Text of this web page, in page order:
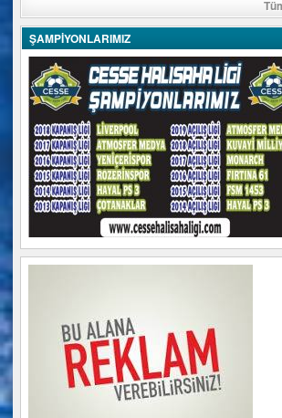
ŞAMPİYONLARIMIZ